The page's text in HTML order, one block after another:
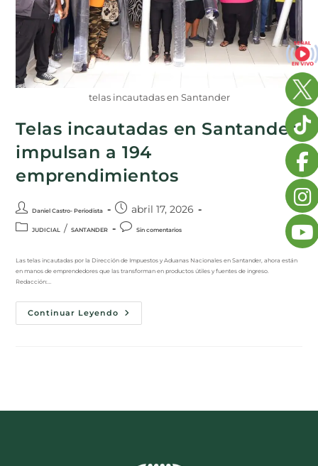
telas incautadas en Santander
Telas incautadas en Santander
impulsan a 194
emprendimientos
Daniel Castro- Periodista abril 17, 2026
JUDICIAL / SANTANDER Sin comentarios
Las telas incautadas por la Dirección de Impuestos y Aduanas Nacionales en Santander, ahora están
en manos de emprendedores que las transforman en productos útiles y fuentes de ingreso.
Redacción:…
Continuar Leyendo